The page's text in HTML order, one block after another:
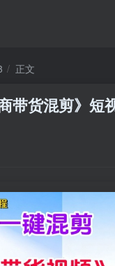
正文
带货混剪》短